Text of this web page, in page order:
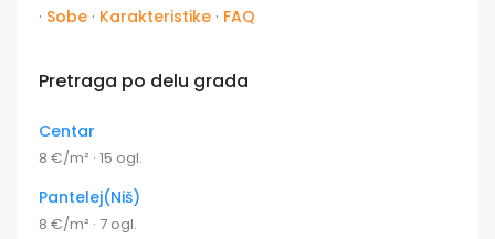
· Sobe · Karakteristike · FAQ
Pretraga po delu grada
Centar
8 €/m² · 15 ogl.
Pantelej(Niš)
8 €/m² · 7 ogl.